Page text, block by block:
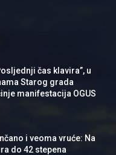
čas klavira”, u
Starog grada
manifestacija OGUS
i veoma vruće: Na
do 42 stepena